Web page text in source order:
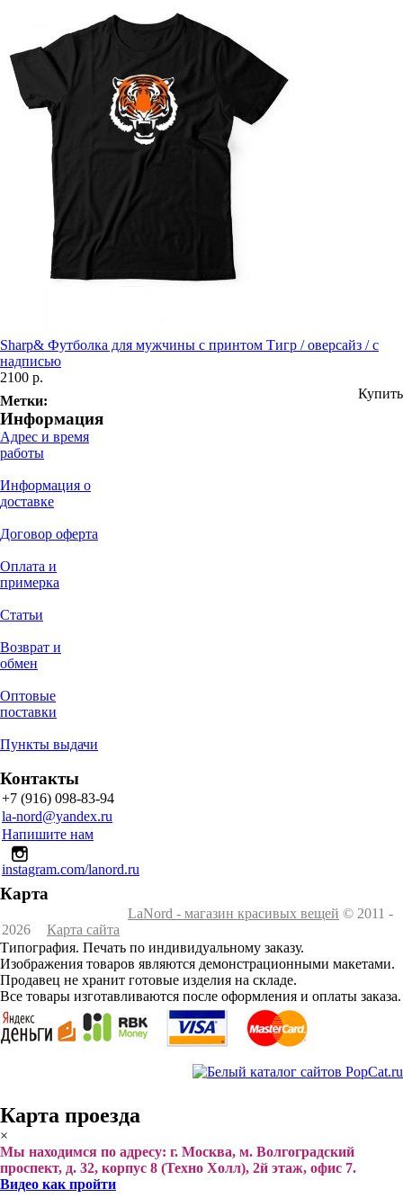
Sharp& Футболка для мужчины с принтом Тигр / оверсайз / с
надписью
2100 р.
Купить
Метки:
Информация
Адрес и время
работы
Информация о
доставке
Договор оферта
Оплата и
примерка
Статьи
Возврат и
обмен
Оптовые
поставки
Пункты выдачи
Контакты
+7 (916) 098-83-94
la-nord@yandex.ru
Напишите нам
instagram.com/lanord.ru
Карта
LaNord - магазин красивых вещей © 2011 -
2026
Карта сайта
Типография. Печать по индивидуальному заказу.
Изображения товаров являются демонстрационными макетами.
Продавец не хранит готовые изделия на складе.
Все товары изготавливаются после оформления и оплаты заказа.
Карта проезда
×
Мы находимся по адресу: г. Москва, м. Волгоградский
проспект, д. 32, корпус 8 (Техно Холл), 2й этаж, офис 7.
Видео как пройти